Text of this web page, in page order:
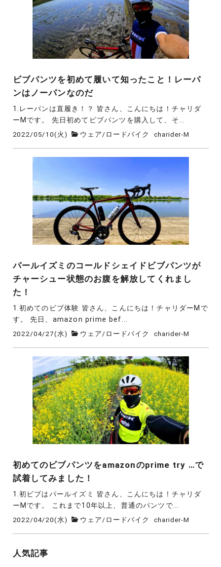
ビブパンツを初めて履いて知ったこと！レーパ
ンはノーパンなのだ
1.レーパンは直履き！？ 皆さん、こんにちは！チャリダ
ーMです。 先日初めてビブパンツを購入して、そ...
2022/05/10(火) ウェア/ ロードバイク charider-M
パールイズミのコールドシェイドビブパンツが
チャーシュー状態のお腹を解放してくれまし
た！
1.初めてのビブ体験 皆さん、こんにちは！チャリダーMで
す。 先日、amazon prime bef...
2022/04/27(水) ウェア/ ロードバイク charider-M
初めてのビブパンツをamazonのprime try …で
試着してみました！
1.初ビブはパールイズミ 皆さん、こんにちは！チャリダ
ーMです。 これまで10年以上、普通のパンツで...
2022/04/20(水) ウェア/ ロードバイク charider-M
人気記事